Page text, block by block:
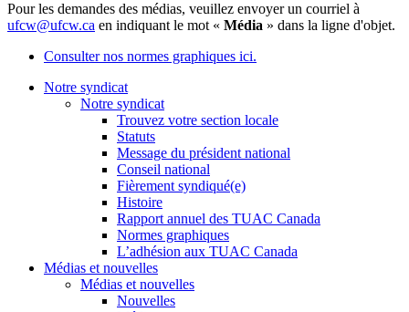
Pour les demandes des médias, veuillez envoyer un courriel à
ufcw@ufcw.ca en indiquant le mot « Média » dans la ligne d'objet.
Consulter nos normes graphiques ici.
Notre syndicat
Notre syndicat
Trouvez votre section locale
Statuts
Message du président national
Conseil national
Fièrement syndiqué(e)
Histoire
Rapport annuel des TUAC Canada
Normes graphiques
L’adhésion aux TUAC Canada
Médias et nouvelles
Médias et nouvelles
Nouvelles